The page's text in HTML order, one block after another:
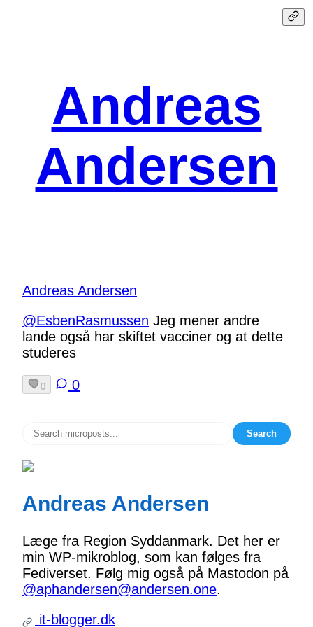
Andreas
Andersen
Andreas Andersen
@EsbenRasmussen Jeg mener andre
lande også har skiftet vacciner og at dette
studeres
0 0
Search
Andreas Andersen
Læge fra Region Syddanmark. Det her er
min WP-mikroblog, som kan følges fra
Fediverset. Følg mig også på Mastodon på
@aphandersen@andersen.one.
it-blogger.dk